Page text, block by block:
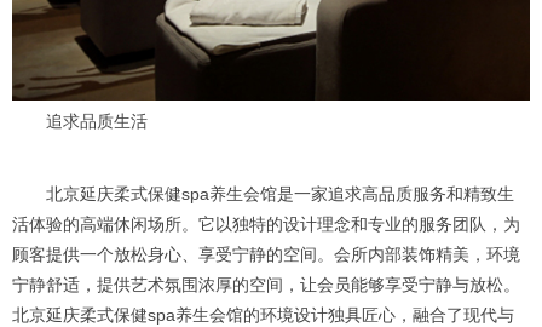
追求品质生活
北京延庆柔式保健spa养生会馆是一家追求高品质服务和精致生
活体验的高端休闲场所。它以独特的设计理念和专业的服务团队，为
顾客提供一个放松身心、享受宁静的空间。会所内部装饰精美，环境
宁静舒适，提供艺术氛围浓厚的空间，让会员能够享受宁静与放松。
北京延庆柔式保健spa养生会馆的环境设计独具匠心，融合了现代与